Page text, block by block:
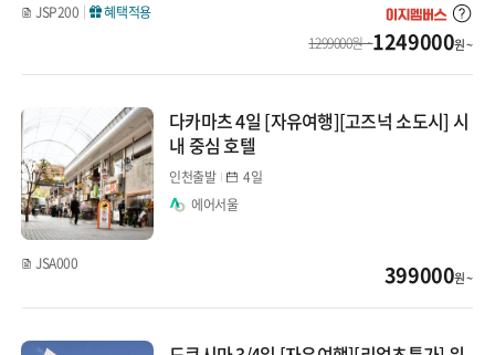
JSP200
혜택적용
1249000원 ~
1299000원 ~
다카마츠 4일 [자유여행][고즈넉 소도시] 시
내 중심 호텔
인천출발
4일
에어서울
JSA000 399000원 ~